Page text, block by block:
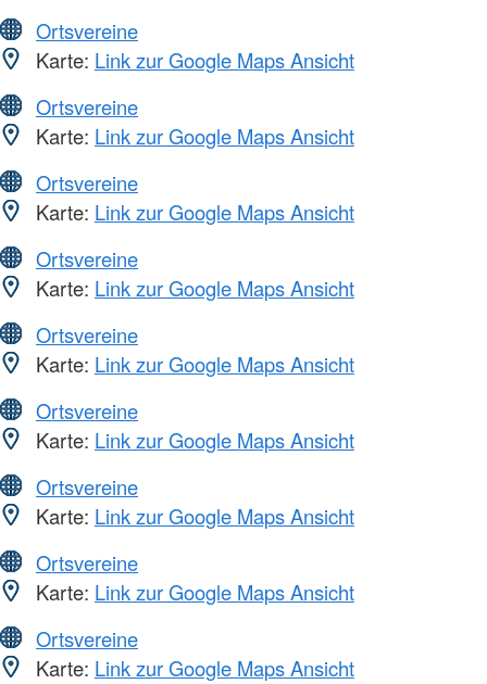
Ortsvereine
Karte: Link zur Google Maps Ansicht
Ortsvereine
Karte: Link zur Google Maps Ansicht
Ortsvereine
Karte: Link zur Google Maps Ansicht
Ortsvereine
Karte: Link zur Google Maps Ansicht
Ortsvereine
Karte: Link zur Google Maps Ansicht
Ortsvereine
Karte: Link zur Google Maps Ansicht
Ortsvereine
Karte: Link zur Google Maps Ansicht
Ortsvereine
Karte: Link zur Google Maps Ansicht
Ortsvereine
Karte: Link zur Google Maps Ansicht